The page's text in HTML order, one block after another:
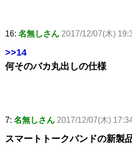
16: 名無しさん 2017/12/07(木)
>>14
何そのバカ丸出しの仕様
7: 名無しさん 2017/12/07(木)
スマートトークバンドの新製